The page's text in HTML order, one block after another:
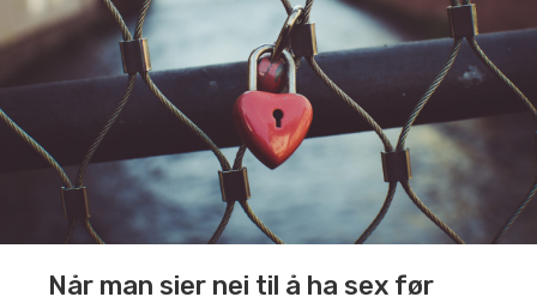
Når man sier nei til å ha sex før